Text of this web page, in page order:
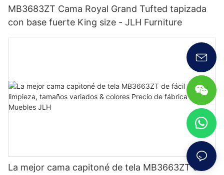
MB3683ZT Cama Royal Grand Tufted tapizada
con base fuerte King size - JLH Furniture
La mejor cama capitoné de tela MB3663ZT de